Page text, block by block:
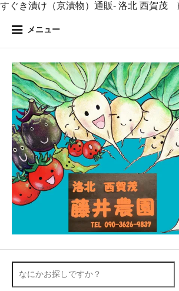
すぐき漬け（京漬物）通販- 洛北 西賀茂
メニュー